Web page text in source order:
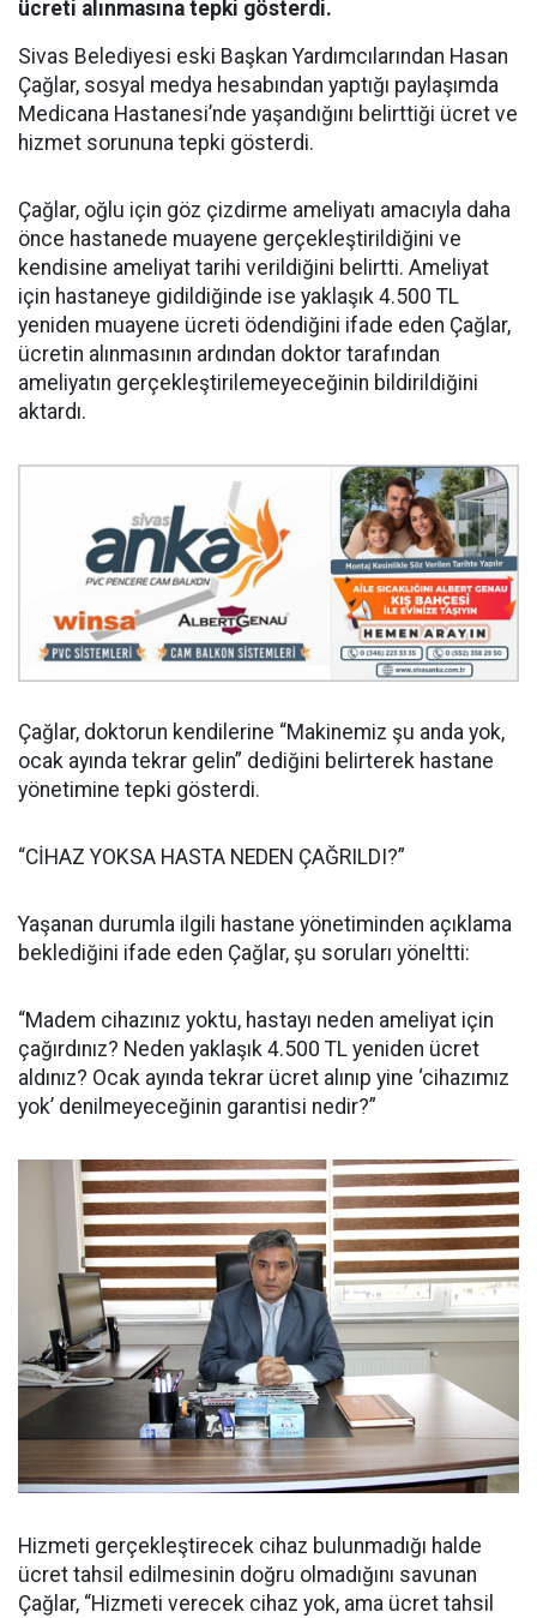
ücreti alınmasına tepki gösterdi.
Sivas Belediyesi eski Başkan Yardımcılarından Hasan
Çağlar, sosyal medya hesabından yaptığı paylaşımda
Medicana Hastanesi’nde yaşandığını belirttiği ücret ve
hizmet sorununa tepki gösterdi.
Çağlar, oğlu için göz çizdirme ameliyatı amacıyla daha
önce hastanede muayene gerçekleştirildiğini ve
kendisine ameliyat tarihi verildiğini belirtti. Ameliyat
için hastaneye gidildiğinde ise yaklaşık 4.500 TL
yeniden muayene ücreti ödendiğini ifade eden Çağlar,
ücretin alınmasının ardından doktor tarafından
ameliyatın gerçekleştirilemeyeceğinin bildirildiğini
aktardı.
Çağlar, doktorun kendilerine “Makinemiz şu anda yok,
ocak ayında tekrar gelin” dediğini belirterek hastane
yönetimine tepki gösterdi.
“CİHAZ YOKSA HASTA NEDEN ÇAĞRILDI?”
Yaşanan durumla ilgili hastane yönetiminden açıklama
beklediğini ifade eden Çağlar, şu soruları yöneltti:
“Madem cihazınız yoktu, hastayı neden ameliyat için
çağırdınız? Neden yaklaşık 4.500 TL yeniden ücret
aldınız? Ocak ayında tekrar ücret alınıp yine ‘cihazımız
yok’ denilmeyeceğinin garantisi nedir?”
Hizmeti gerçekleştirecek cihaz bulunmadığı halde
ücret tahsil edilmesinin doğru olmadığını savunan
Çağlar, “Hizmeti verecek cihaz yok, ama ücret tahsil